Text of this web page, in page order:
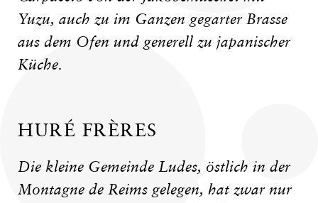
Yuzu, auch zu im Ganzen gegarter Brasse
aus dem Ofen und generell zu japanischer
Küche.
HURÉ FRÈRES
Die kleine Gemeinde Ludes, östlich in der
Montagne de Reims gelegen, hat zwar nur